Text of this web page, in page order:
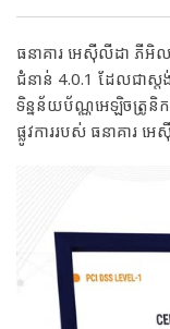
ធនាគារ អេស៊ីលីដា ភីអិល
ជំនាន់ 4.0.1 ដែលជាស្តង់
ទិន្នន័យប័ណ្ណអេឡិចត្រូនិក
ផ្លូវការរបស់ ធនាគារ